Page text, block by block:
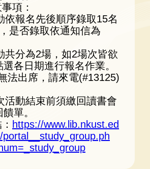
項：
報名先後順序錄取15名
是否錄取依通知信為
分為2場，如2場次皆欲
各日期進行報名作業。
出席，請來電(#13125)
動結束前須繳回讀書會
單。
https://www.lib.nkust.ed